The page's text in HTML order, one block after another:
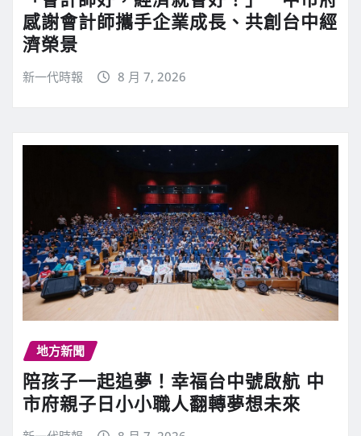
感謝會計師攜手企業成長、共創台中經
濟榮景
新一代時報 8 月 7, 2026
地方新聞
陪孩子一起追夢！幸福台中號啟航 中
市府親子日小小職人翻轉夢想未來